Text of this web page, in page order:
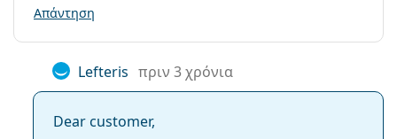
Απάντηση
Lefteris πριν 3 χρόνια
Dear customer,